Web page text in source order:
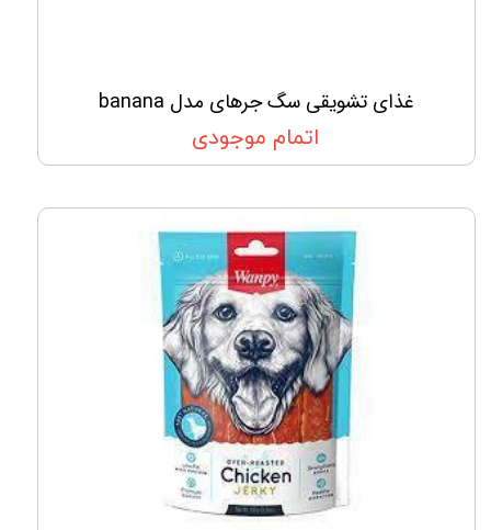
غذای تشویقی سگ جرهای مدل banana
اتمام موجودی